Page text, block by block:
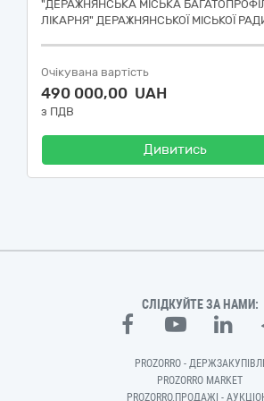
"ДЕРАЖНЯНСЬКА МІСЬКА
ЛІКАРНЯ" ДЕРАЖНЯНСЬКОЇ МІСЬКОЇ
Очікувана вартість
490 000,00 UAH
з ПДВ
Дивитись
СЛІДКУЙТЕ ЗА НАМИ:
PROZORRO - ДЕРЖЗАКУПІВЛІ
PROZORRO MARKET
PROZORRO.ПРОДАЖІ -